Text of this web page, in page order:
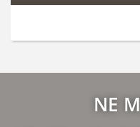
NE